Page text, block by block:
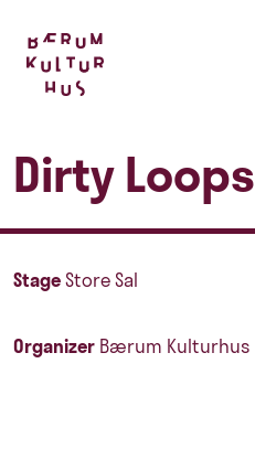
Dirty Loops
StageStore Sal
Organizer Bærum Kulturhus